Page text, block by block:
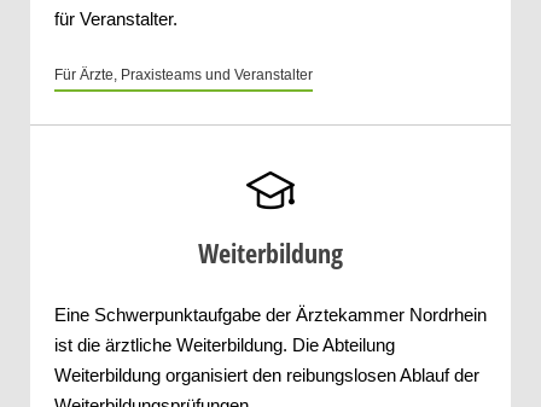
für Veranstalter.
Für Ärzte, Praxisteams und Veranstalter
Weiterbildung
Eine Schwerpunktaufgabe der Ärztekammer Nordrhein
ist die ärztliche Weiterbildung. Die Abteilung
Weiterbildung organisiert den reibungslosen Ablauf der